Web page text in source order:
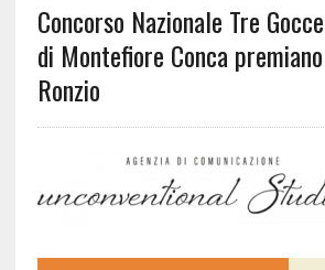
Concorso Nazionale Tre
di Montefiore Conca premiano
Ronzio